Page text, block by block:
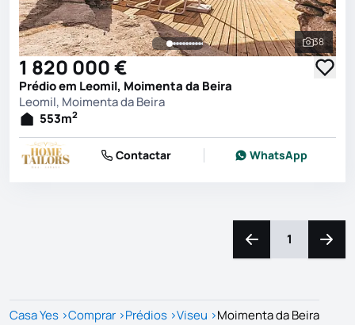
Ver
38
1 820 000 €
Prédio em Leomil, Moimenta da Beira
Leomil, Moimenta da Beira
553m2
Contactar WhatsApp
Navegação para a
1
Casa Yes >Comprar >Prédios >Viseu >Moimenta da Beira